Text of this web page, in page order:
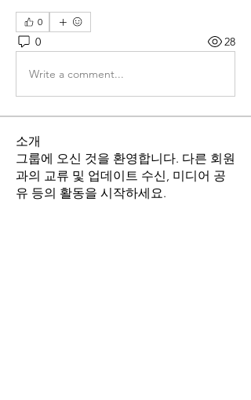
0
0 28
Write a comment...
소개
그룹에 오신 것을 환영합니다. 다른 회원
과의 교류 및 업데이트 수신, 미디어 공
유 등의 활동을 시작하세요.